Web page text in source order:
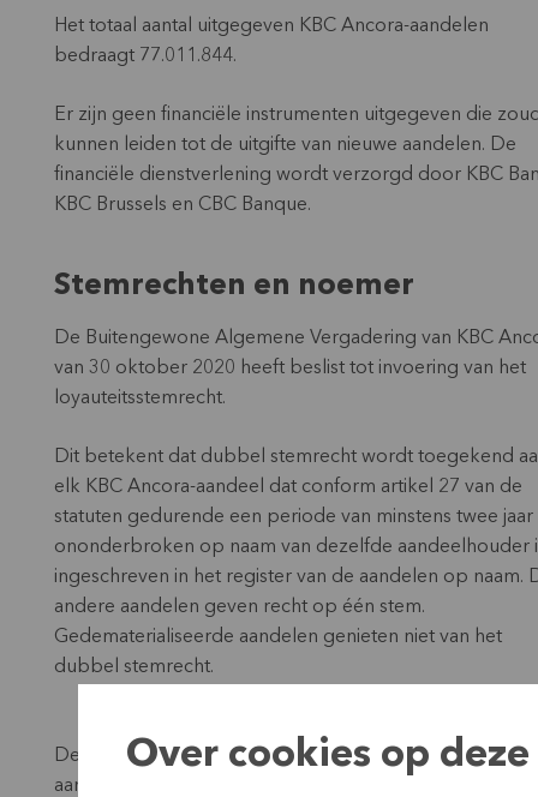
Het totaal aantal uitgegeven KBC Ancora-aandelen
bedraagt 77.011.844.
Er zijn geen financiële instrumenten uitgegeven die
kunnen leiden tot de uitgifte van nieuwe aandelen. De
financiële dienstverlening wordt verzorgd door KBC
KBC Brussels en CBC Banque.
Stemrechten en noemer
De Buitengewone Algemene Vergadering van KBC
van 30 oktober 2020 heeft beslist tot invoering van het
loyauteitsstemrecht.
Dit betekent dat dubbel stemrecht wordt toegekend
elk KBC Ancora-aandeel dat conform artikel 27 van de
statuten gedurende een periode van minstens twee jaar
ononderbroken op naam van dezelfde aandeelhouder
ingeschreven in het register van de aandelen op naam.
andere aandelen geven recht op één stem.
Gedematerialiseerde aandelen genieten niet van het
dubbel stemrecht.
De termijn van twee jaar begint te lopen vanaf de
aandelenregister. KBC Ancora gebruikt de LIFO-
Over cookies op